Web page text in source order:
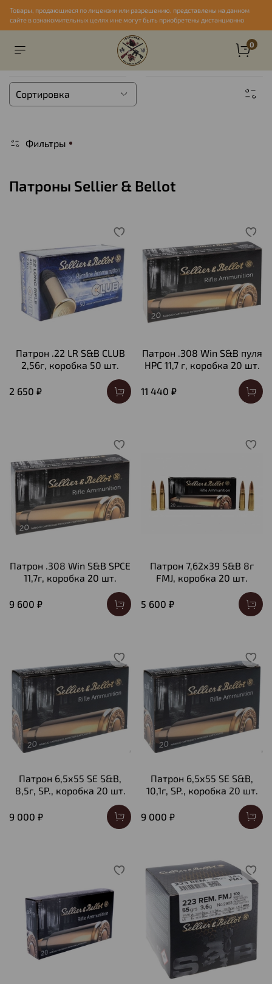
Товары, продающиеся по лицензии или разрешению, представлены на данном
сайте в ознакомительных целях и не могут быть приобретены дистанционно
0
Фильтры
Патроны Sellier & Bellot
Патрон .22 LR S&B CLUB
2,56г, коробка 50 шт.
2 650 ₽
Патрон .308 Win S&B пуля
HPC 11,7 г, коробка 20 шт.
11 440 ₽
Патрон .308 Win S&B SPСЕ
11,7г, коробка 20 шт.
9 600 ₽
Патрон 7,62х39 S&B 8г
FMJ, коробка 20 шт.
5 600 ₽
Патрон 6,5х55 SE S&B,
8,5г, SP., коробка 20 шт.
9 000 ₽
Патрон 6,5х55 SE S&B,
10,1г, SP., коробка 20 шт.
9 000 ₽